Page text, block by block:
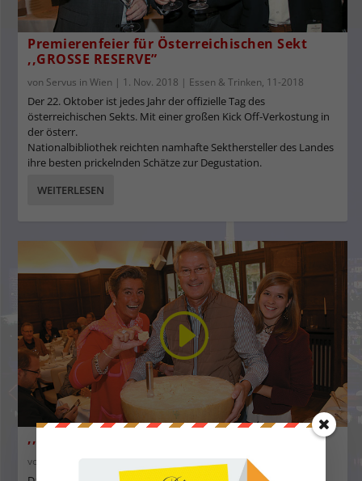
Premierenfeier für Österreichischen Sekt
,,GROSSE RESERVE”
von Servus in Wien | 1. Nov. 2018 | Essen & Trinken, 11-2018
Der 22. Oktober ist jedes Jahr der offizielle Tag des
österreichischen Sekts. Mit einer großen Kick Off-Verkostung in
der österr.
Nationalbibliothek reichten namhafte Sekthersteller des Landes
ihre besten prickelnden Schätze zur Degustation.
WEITERLESEN
,,Materia Prima” im Restaurant Schubert
von Essen & Trinken